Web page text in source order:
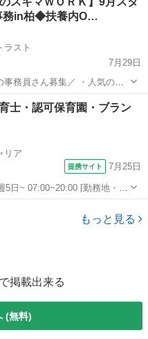
務in柏◆扶養内O…
ラスト
7月29日
ん募集／ ・人気の官
スキルは入力ができればOK！
【仕事内容】 学童保育室での事務スタッフ ・PCでのデータ入力 ...
ヒューマントラスト
士・認可保育園・ブラン
リア
提携サイト 7月25日
初石駅自動車5分／流山おお
もっと見る
掲載出来る
(無料)